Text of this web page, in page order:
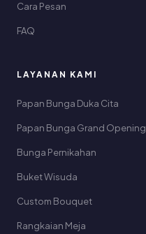
Cara Pesan
FAQ
LAYANAN KAMI
Papan Bunga Duka Cita
Papan Bunga Grand Opening
Bunga Pernikahan
Buket Wisuda
Custom Bouquet
Rangkaian Meja